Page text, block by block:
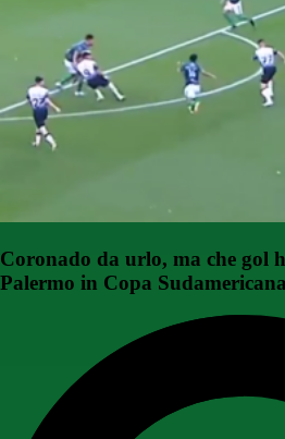
Coronado da urlo, ma che gol
Palermo in Copa